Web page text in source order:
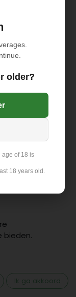
"
grocer
bieden.
Ik ga akkoord
older?
age of 18 is
18 years old.